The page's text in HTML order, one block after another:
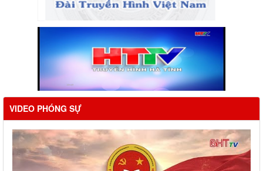
VIDEO PHÓNG SỰ